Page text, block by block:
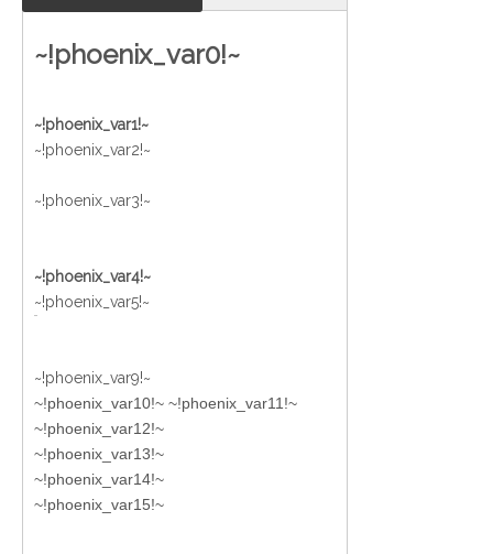
~!phoenix_var0!~
~!phoenix_var1!~
~!phoenix_var2!~
~!phoenix_var3!~
~!phoenix_var4!~
~!phoenix_var5!~
~!phoenix_var9!~
~!phoenix_var10!~ ~!phoenix_var11!~
~!phoenix_var12!~
~!phoenix_var13!~
~!phoenix_var14!~
~!phoenix_var15!~